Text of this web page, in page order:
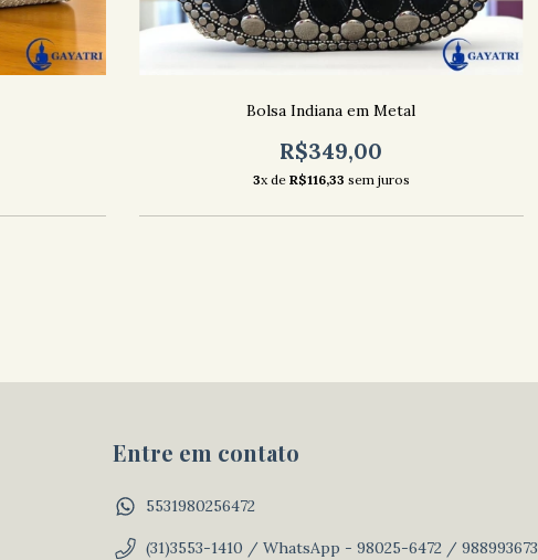
Bolsa Indiana em Metal
R$349,00
3x de R$116,33 sem juros
Entre em contato
5531980256472
(31)3553-1410 / WhatsApp - 98025-6472 / 988993673